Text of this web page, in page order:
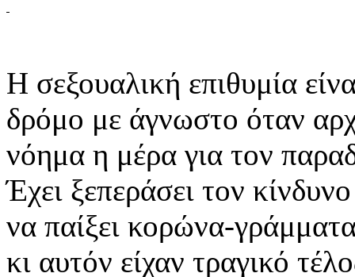
Η σεξουαλική επιθυμία
δρόμο με άγνωστο όταν
νόημα η μέρα για τον
Έχει ξεπεράσει τον
να παίξει κορώνα-
κι αυτόν είχαν τραγικό